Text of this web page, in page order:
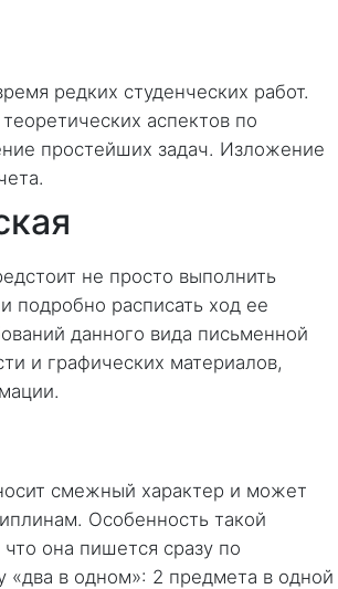
редких студенческих работ.
аспектов по
простейших задач. Изложение
не просто выполнить
подробно расписать ход ее
данного вида письменной
и графических материалов,
смежный характер и может
Особенность такой
она пишется сразу по
в одном»: 2 предмета в одной